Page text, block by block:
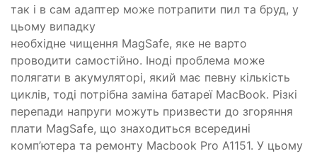
так і в сам адаптер може потрапити пил та бруд, у
цьому випадку
необхідне чищення MagSafe, яке не варто
проводити самостійно. Іноді проблема може
полягати в акумуляторі, який має певну кількість
циклів, тоді потрібна заміна батареї MacBook. Різкі
перепади напруги можуть призвести до згоряння
плати MagSafe, що знаходиться всередині
комп’ютера та ремонту Macbook Pro A1151. У цьому